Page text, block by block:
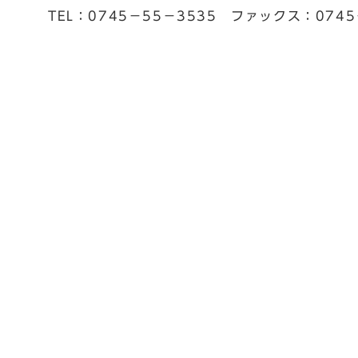
TEL：0745−55−3535 ファックス：